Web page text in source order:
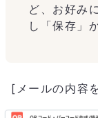
ど、お好み
し「保存」
[メールの内容